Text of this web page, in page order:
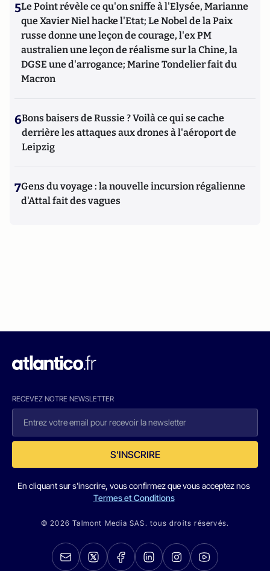
5Le Point révèle ce qu'on sniffe à l'Elysée, Marianne
que Xavier Niel hacke l'Etat; Le Nobel de la Paix
russe donne une leçon de courage, l'ex PM
australien une leçon de réalisme sur la Chine, la
DGSE une d'arrogance; Marine Tondelier fait du
Macron
6Bons baisers de Russie ? Voilà ce qui se cache
derrière les attaques aux drones à l'aéroport de
Leipzig
7Gens du voyage : la nouvelle incursion régalienne
d'Attal fait des vagues
RECEVEZ NOTRE NEWSLETTER
S'INSCRIRE
En cliquant sur s'inscrire, vous confirmez que vous acceptez nos
Termes et Conditions
© 2026 Talmont Media SAS. tous droits réservés.